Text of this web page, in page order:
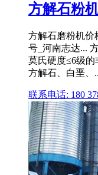
方解石粉
方解石磨粉机价
号_河南志达...
莫氏硬度≤6级
方解石、白垩、
联系电话: 180